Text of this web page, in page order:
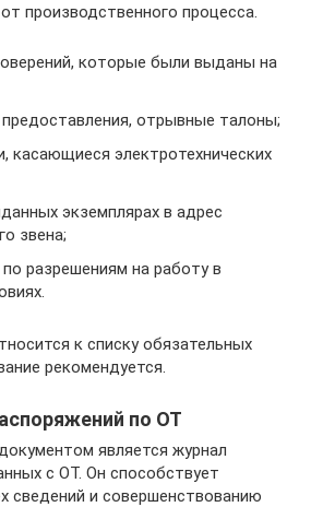
производственного процесса.
которые были выданы на
отрывные талоны;
касающиеся электротехнических
экземплярах в адрес
звена;
разрешениям на работу в
к списку обязательных
рекомендуется.
по ОТ
является журнал
с ОТ. Он способствует
сведений и совершенствованию